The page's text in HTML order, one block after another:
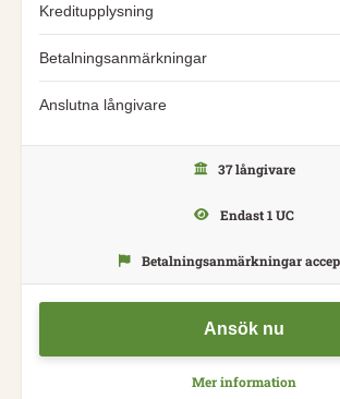
Kreditupplysning
Betalningsanmärkningar
Anslutna långivare
Ansök nu
Mer information
37 långivare
Endast 1 UC
Betalningsanmärkningar